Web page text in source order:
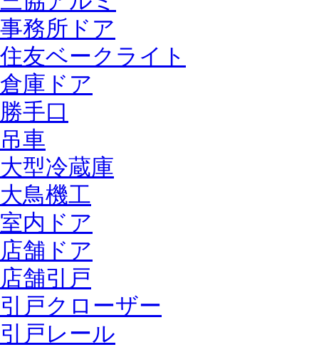
事務所ドア
住友ベークライト
倉庫ドア
勝手口
吊車
大型冷蔵庫
大鳥機工
室内ドア
店舗ドア
店舗引戸
引戸クローザー
引戸レール